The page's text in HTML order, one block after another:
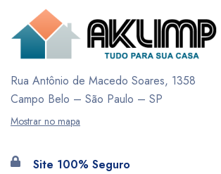
Rua Antônio de Macedo Soares, 1358
Campo Belo – São Paulo – SP
Mostrar no mapa
Site 100% Seguro